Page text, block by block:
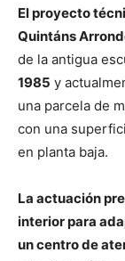
El proyecto
Quintáns
de la antigua
1985 y
una parcela de
con una
en planta baja.
La actuación
interior para
un centro de